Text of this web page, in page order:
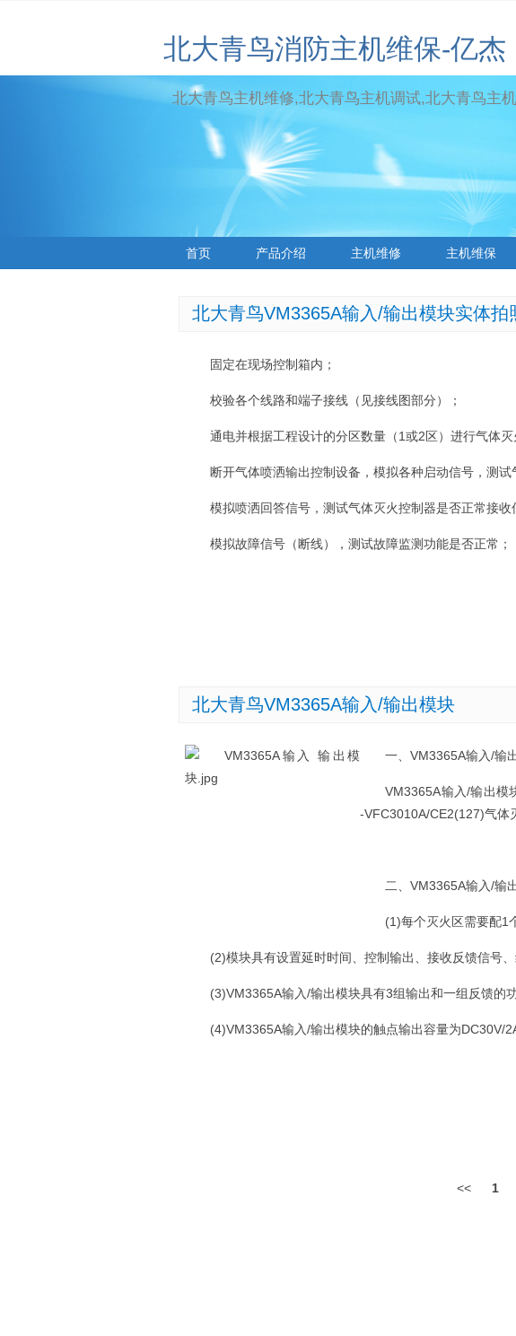
北大青鸟消防主机维保-亿
北大青鸟主机维修,北大青鸟主机调试,北大青鸟主
首页 产品介绍 主机维修 主机维保
北大青鸟VM3365A输入/输出模块实体拍
固定在现场控制箱内；
校验各个线路和端子接线（见接线图部分）；
通电并根据工程设计的分区数量（1或2区）进行气体
断开气体喷洒输出控制设备，模拟各种启动信号，测
模拟喷洒回答信号，测试气体灭火控制器是否正常接
模拟故障信号（断线），测试故障监测功能是否正常；
北大青鸟VM3365A输入/输出模块
一、VM3365A输入/输
VM3365A输入/输出模
-VFC3010A/CE2(127)气体
二、VM3365A输入/输
(1)每个灭火区需要配1
(2)模块具有设置延时时间、控制输出、接收反馈信号、
(3)VM3365A输入/输出模块具有3组输出和一组反馈的
(4)VM3365A输入/输出模块的触点输出容量为DC30V/
<< 1